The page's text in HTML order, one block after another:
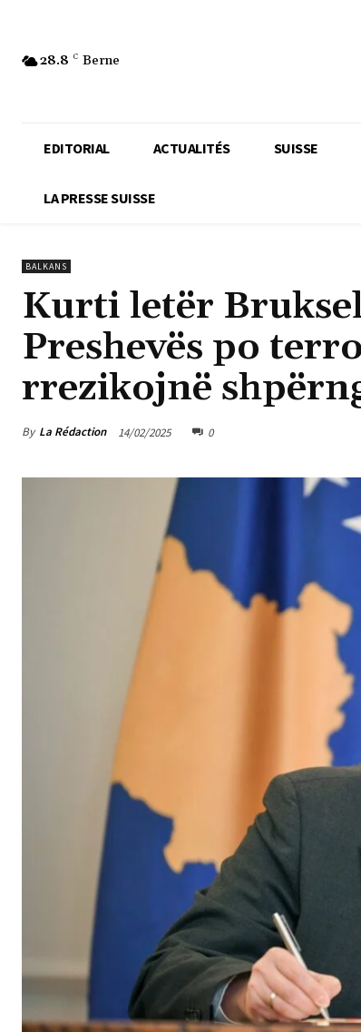
28.8 C Berne
EDITORIAL ACTUALITÉS SUISSE
LA PRESSE SUISSE
BALKANS
Kurti letër
Preshevës po
rrezikojnë
By La Rédaction 14/02/2025 0